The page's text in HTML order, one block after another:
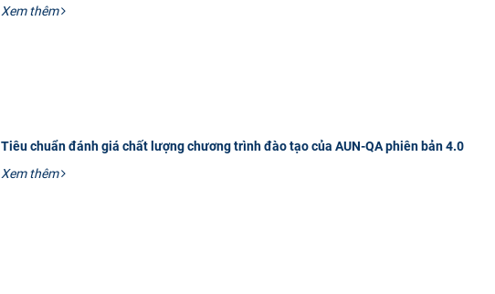
Xem thêm
Tiêu chuẩn đánh giá chất lượng chương trình đào tạo của AUN-QA phiên bản 4.0
Xem thêm